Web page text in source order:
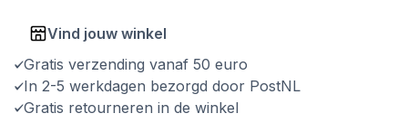
Vind jouw winkel
Gratis verzending vanaf 50 euro
In 2-5 werkdagen bezorgd door PostNL
Gratis retourneren in de winkel